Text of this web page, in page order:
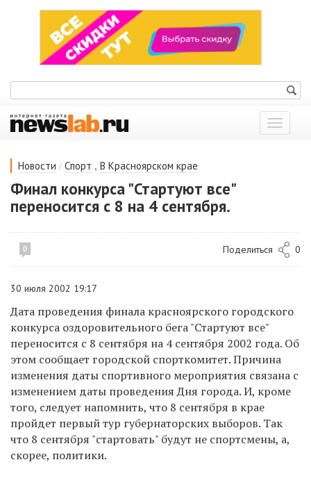
Показать
меню
Новости / Спорт , В Красноярском крае
Финал конкурса "Стартуют все"
переносится с 8 на 4 сентября.
0 Поделиться 0
30 июля 2002 19:17
Дата проведения финала красноярского городского
конкурса оздоровительного бега "Стартуют все"
переносится с 8 сентября на 4 сентября 2002 года. Об
этом сообщает городской спорткомитет. Причина
изменения даты спортивного мероприятия связана с
изменением даты проведения Дня города. И, кроме
того, следует напомнить, что 8 сентября в крае
пройдет первый тур губернаторских выборов. Так
что 8 сентября "стартовать" будут не спортсмены, а,
скорее, политики.